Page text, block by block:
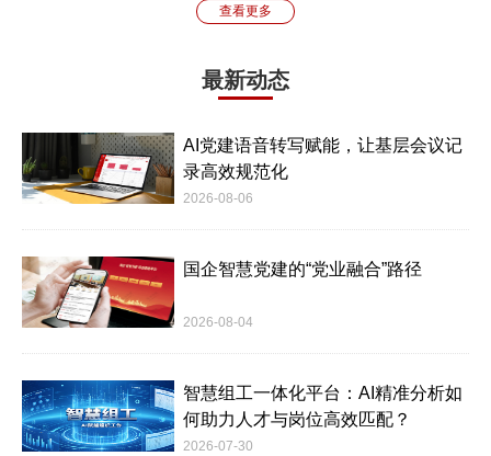
查看更多
最新动态
AI党建语音转写赋能，让基层会议记
录高效规范化
2026-08-06
国企智慧党建的“党业融合”路径
2026-08-04
智慧组工一体化平台：AI精准分析如
何助力人才与岗位高效匹配？
2026-07-30